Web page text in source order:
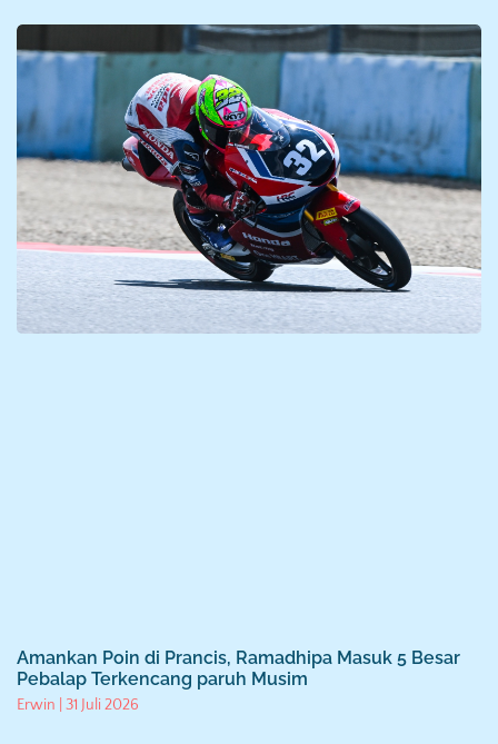
Amankan Poin di Prancis, Ramadhipa Masuk 5 Besar
Pebalap Terkencang paruh Musim
Erwin 31 Juli 2026